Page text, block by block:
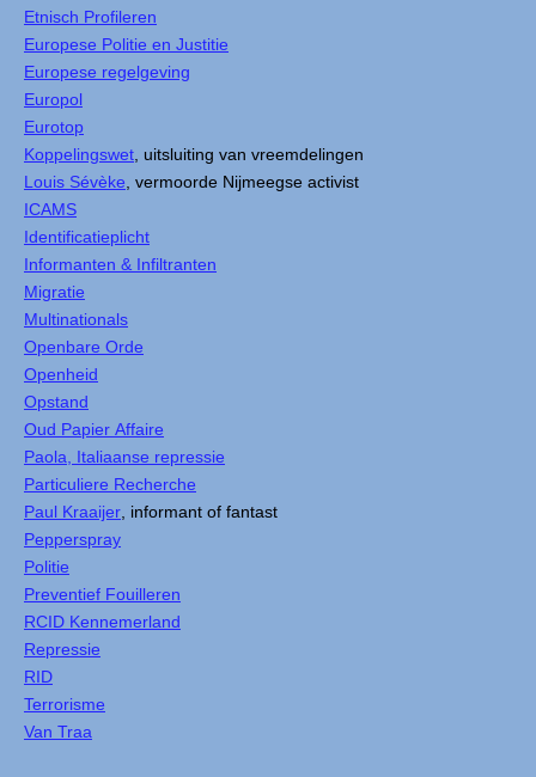
Etnisch Profileren
Europese Politie en Justitie
Europese regelgeving
Europol
Eurotop
Koppelingswet , uitsluiting van vreemdelingen
Louis Sévèke , vermoorde Nijmeegse activist
ICAMS
Identificatieplicht
Informanten & Infiltranten
Migratie
Multinationals
Openbare Orde
Openheid
Opstand
Oud Papier Affaire
Paola, Italiaanse repressie
Particuliere Recherche
Paul Kraaijer , informant of fantast
Pepperspray
Politie
Preventief Fouilleren
RCID Kennemerland
Repressie
RID
Terrorisme
Van Traa